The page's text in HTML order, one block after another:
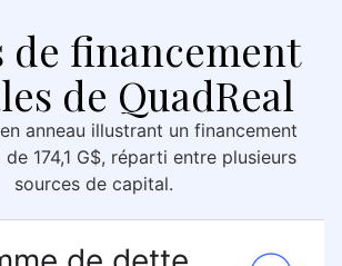
de financement
de QuadReal